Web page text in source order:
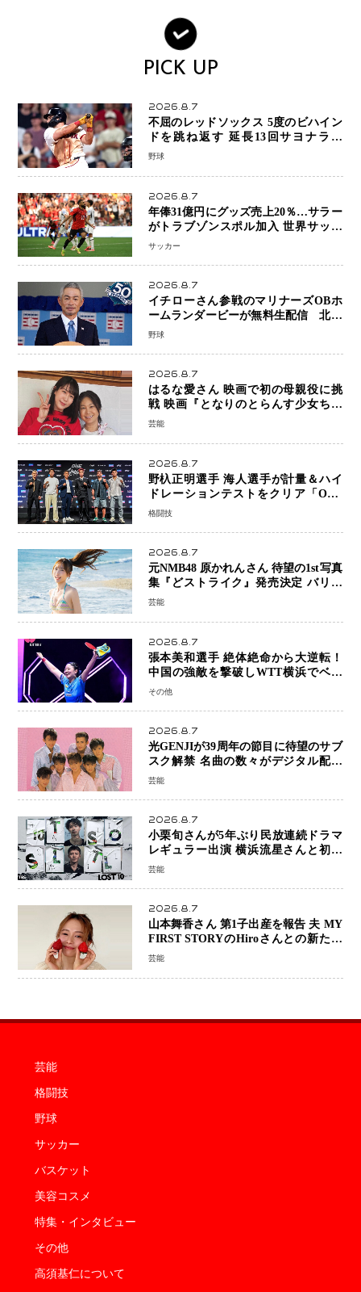
PICK UP
2026.8.7
不屈のレッドソックス 5度のビハイン
ドを跳ね返す 延長13回サヨナラ勝
ち 吉田正尚選手も2安打1打点で貢献 4
野球
2026.8.7
年俸31億円にグッズ売上20％…サラー
がトラブゾンスポル加入 世界サッカ
ーは「五大リーグ一強」から新時代へ
サッカー
2026.8.7
イチローさん参戦のマリナーズOBホ
ームランダービーが無料生配信 北米
ならではの“魅せる興行”に世界が注目
野球
2026.8.7
はるな愛さん 映画で初の母親役に挑
戦 映画『となりのとらんす少女ちゃ
ん』11月7日公開 未来の自分との対話
芸能
2026.8.7
野杁正明選手 海人選手が計量＆ハイ
ドレーションテストをクリア「ONE
SAMURAI 2」決戦へ万全の準備整う
格闘技
2026.8.7
元NMB48 原かれんさん 待望の1st写真
集『どストライク』発売決定 バリで
魅せる25歳の新境地
芸能
2026.8.7
張本美和選手 絶体絶命から大逆転！
中国の強敵を撃破しWTT横浜でベス
ト8進出
その他
2026.8.7
光GENJIが39周年の節目に待望のサブ
スク解禁 名曲の数々がデジタル配信
へ 40周年へ向け1年間で全作品を順次
芸能
2026.8.7
小栗旬さんが5年ぶり民放連続ドラマ
レギュラー出演 横浜流星さんと初共
演『LOST10』で異色バディ結成
芸能
2026.8.7
山本舞香さん 第1子出産を報告 夫 MY
FIRST STORYのHiroさんとの新たな
家族生活「母子ともに健康」
芸能
芸能
格闘技
野球
サッカー
バスケット
美容コスメ
特集・インタビュー
その他
高須基仁について